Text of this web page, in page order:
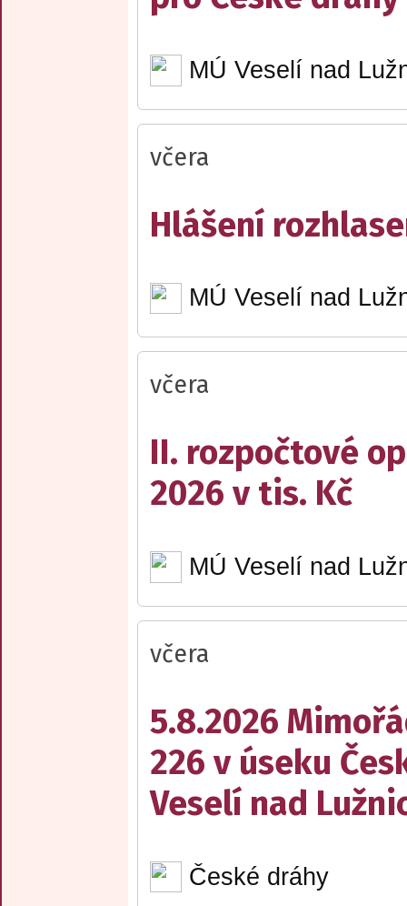
MÚ Veselí nad
včera
Hlášení
MÚ Veselí nad
včera
II. rozpočtové
2026 v tis. Kč
MÚ Veselí nad
včera
5.8.2026
226 v úseku
Veselí nad
České dráhy